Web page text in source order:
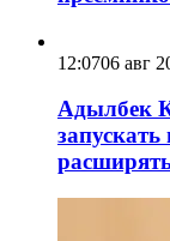
12:0706 авг
Адылбек